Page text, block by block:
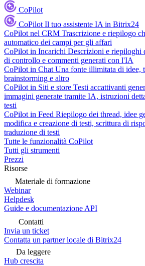
CoPilot
CoPilot Il tuo assistente IA in Bitrix24
CoPilot nel CRM Trascrizione e riepilogo
automatico dei campi per gli affari
CoPilot in Incarichi Descrizioni e riepiloghi
di controllo e commenti generati con l'IA
CoPilot in Chat Una fonte illimitata di idee,
brainstorming e altro
CoPilot in Siti e store Testi accattivanti
immagini generate tramite IA, istruzioni
testi
CoPilot in Feed Riepilogo dei thread, idee
modifica e creazione di testi, scrittura di
traduzione di testi
Tutte le funzionalità CoPilot
Tutti gli strumenti
Prezzi
Risorse
Materiale di formazione
Webinar
Helpdesk
Guide e documentazione API
Contatti
Invia un ticket
Contatta un partner locale di Bitrix24
Da leggere
Hub crescita